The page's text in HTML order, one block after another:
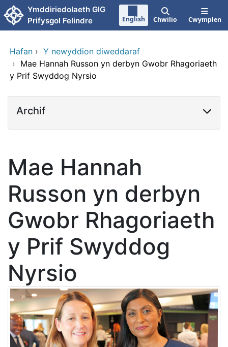
Neidio i'r prif gynnwy
Ymddiriedolaeth GIG
Prifysgol Felindre
English Chwilio Cwymplen
Hafan › Y newyddion diweddaraf
› Mae Hannah Russon yn derbyn Gwobr Rhagoriaeth
y Prif Swyddog Nyrsio
Archif
Mae Hannah
Russon yn derbyn
Gwobr Rhagoriaeth
y Prif Swyddog
Nyrsio